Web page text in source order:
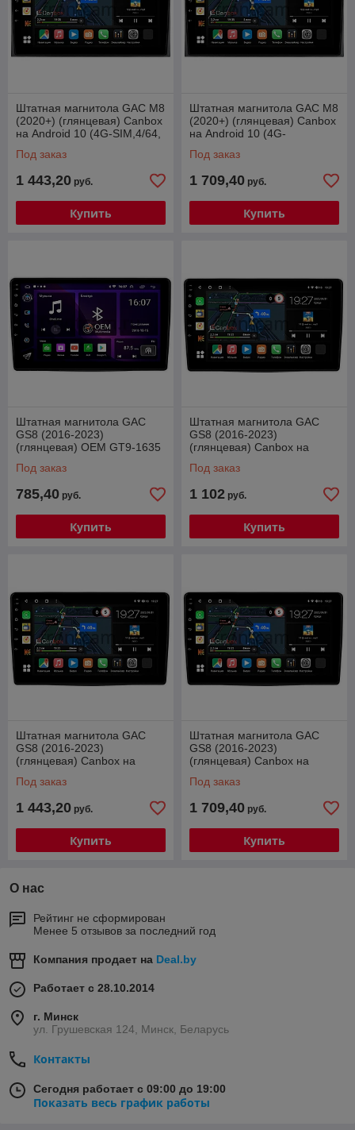
Штатная магнитола GAC M8
(2020+) (глянцевая) Canbox
на Android 10 (4G-SIM,4/64,
Под заказ
1 443,20 руб.
Купить
Штатная магнитола GAC M8
(2020+) (глянцевая) Canbox
на Android 10 (4G-
Под заказ
1 709,40 руб.
Купить
Штатная магнитола GAC
GS8 (2016-2023)
(глянцевая) OEM GT9-1635
Под заказ
785,40 руб.
Купить
Штатная магнитола GAC
GS8 (2016-2023)
(глянцевая) Canbox на
DSP, QLed)
Под заказ
1 102 руб.
Купить
Штатная магнитола GAC
GS8 (2016-2023)
(глянцевая) Canbox на
DSP, QLed)
Под заказ
1 443,20 руб.
Купить
Штатная магнитола GAC
GS8 (2016-2023)
(глянцевая) Canbox на
DSP, QLed)
Под заказ
1 709,40 руб.
Купить
О нас
Рейтинг не сформирован
Менее 5 отзывов за последний год
Компания продает на Deal.by
Работает с 28.10.2014
г. Минск
ул. Грушевская 124, Минск, Беларусь
Контакты
Сегодня работает с 09:00 до 19:00
Показать весь график работы